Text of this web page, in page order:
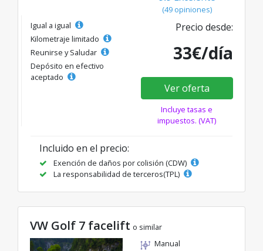
(49 opiniones)
Igual a igual
Kilometraje limitado
Reunirse y Saludar
Depósito en efectivo
aceptado
Precio desde:
33€/día
Ver oferta
Incluye tasas e
impuestos. (VAT)
Incluido en el precio:
Exención de daños por colisión (CDW)
La responsabilidad de terceros(TPL)
VW Golf 7 facelift o similar
Manual